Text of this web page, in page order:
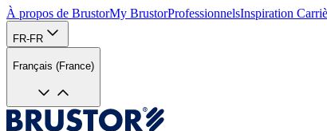
À propos de BrustorMy BrustorProfessionnelsInspiration
FR-FR
Français (France)